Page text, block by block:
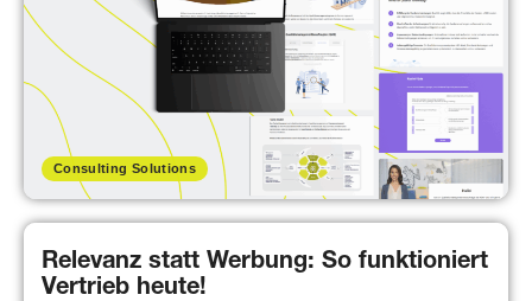
Consulting Solutions
Relevanz statt Werbung: So funktioniert
Vertrieb heute!